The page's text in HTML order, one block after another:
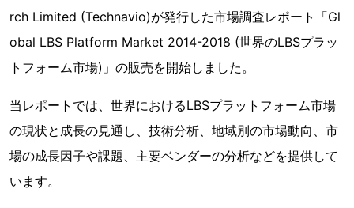
rch Limited (Technavio)が発行した市場調査レポート「Gl
obal LBS Platform Market 2014-2018 (世界のLBSプラッ
トフォーム市場)」の販売を開始しました。
当レポートでは、世界におけるLBSプラットフォーム市場
の現状と成長の見通し、技術分析、地域別の市場動向、市
場の成長因子や課題、主要ベンダーの分析などを提供して
います。